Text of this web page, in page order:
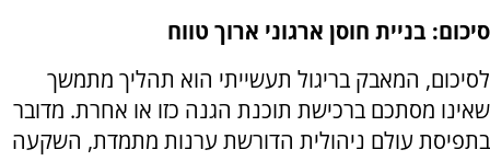
סיכום: בניית חוסן ארגוני ארוך טווח
לסיכום, המאבק בריגול תעשייתי הוא תהליך מתמשך
שאינו מסתכם ברכישת תוכנת הגנה כזו או אחרת. מדובר
בתפיסת עולם ניהולית הדורשת ערנות מתמדת, השקעה